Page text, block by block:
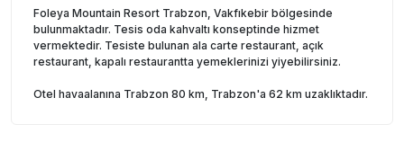
Foleya Mountain Resort Trabzon, Vakfıkebir bölgesinde
bulunmaktadır. Tesis oda kahvaltı konseptinde hizmet
vermektedir. Tesiste bulunan ala carte restaurant, açık
restaurant, kapalı restaurantta yemeklerinizi yiyebilirsiniz.
Otel havaalanına Trabzon 80 km, Trabzon'a 62 km uzaklıktadır.